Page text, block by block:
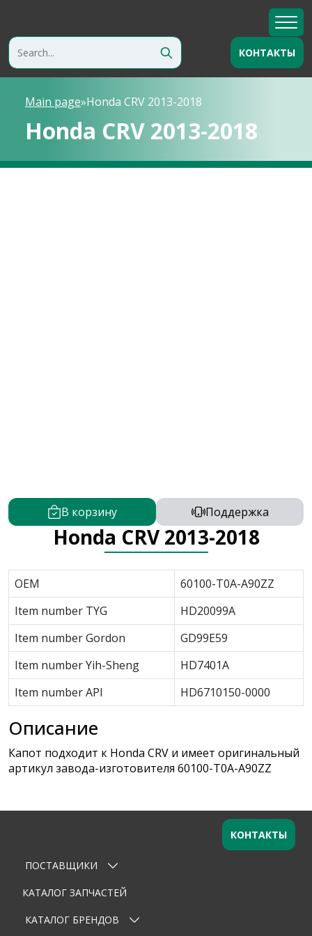
КОНТАКТЫ
Main page»Honda CRV 2013-2018
Honda CRV 2013-2018
В корзину Поддержка
Honda CRV 2013-2018
OEM
60100-T0A-A90ZZ
Item number TYG
HD20099A
Item number Gordon
GD99E59
Item number Yih-Sheng
HD7401A
Item number API
HD6710150-0000
Описание
Капот подходит к Honda CRV и имеет оригинальный
артикул завода-изготовителя 60100-T0A-A90ZZ
Оставьте заявку
Ваше имя
Email
ПОСТАВЩИКИ
КАТАЛОГ ЗАПЧАСТЕЙ
КАТАЛОГ БРЕНДОВ
КОНТАКТЫ